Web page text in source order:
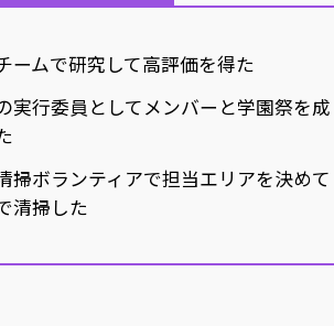
ームで研究して高評価を得た
実行委員としてメンバーと学園祭を成
掃ボランティアで担当エリアを決めて
清掃した